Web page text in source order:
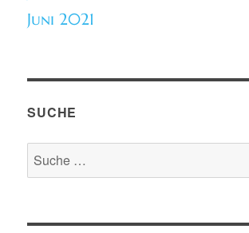
Juni 2021
SUCHE
Suche
nach: